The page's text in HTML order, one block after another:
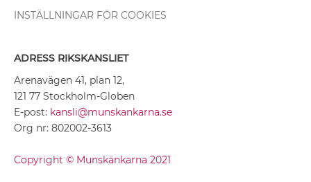
INSTÄLLNINGAR FÖR COOKIES
ADRESS RIKSKANSLIET
Arenavägen 41, plan 12,
121 77 Stockholm-Globen
E-post: kansli@munskankarna.se
Org nr: 802002-3613
Copyright © Munskänkarna 2021